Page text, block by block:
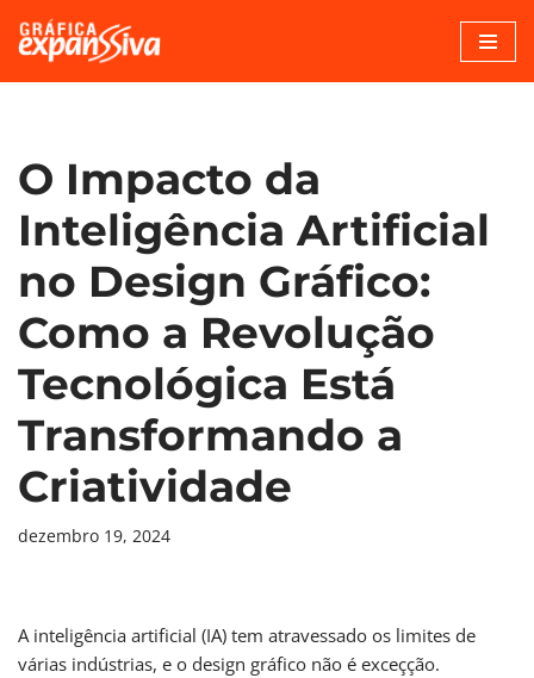
Pular
O Impacto da
Inteligência Artificial
no Design Gráfico:
Como a Revolução
Tecnológica Está
Transformando a
Criatividade
dezembro 19, 2024
A inteligência artificial (IA) tem atravessado os limites de
várias indústrias, e o design gráfico não é exceçção.